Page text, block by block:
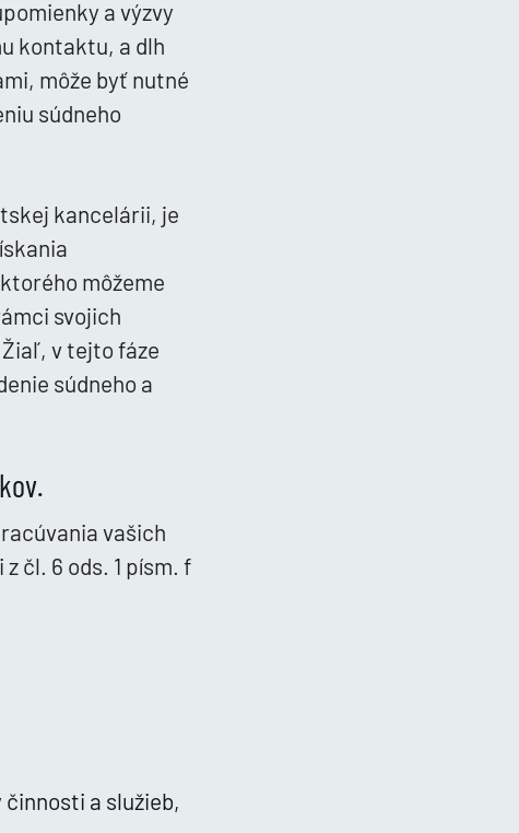
a výzvy
kontaktu, a dlh
môže byť nutné
súdneho
kancelárii, je
môžeme
svojich
v tejto fáze
súdneho a
vašich
čl. 6 ods. 1 písm. f
a služieb,